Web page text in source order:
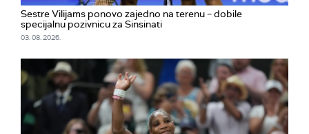
Sestre Vilijams ponovo zajedno na terenu – dobile
specijalnu pozivnicu za Sinsinati
03. 08. 2026.